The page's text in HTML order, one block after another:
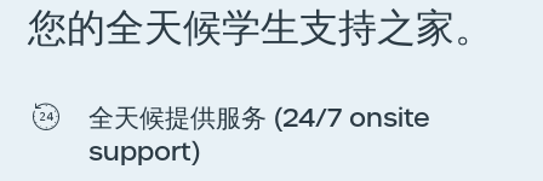
您的全天候学生支持之家。
全天候提供服务 (24/7 onsite
support)